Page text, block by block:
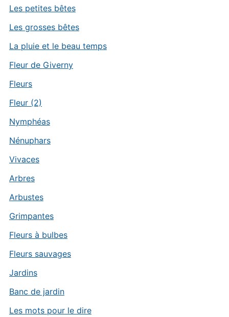
Les petites bêtes
Les grosses bêtes
La pluie et le beau temps
Fleur de Giverny
Fleurs
Fleur (2)
Nymphéas
Nénuphars
Vivaces
Arbres
Arbustes
Grimpantes
Fleurs à bulbes
Fleurs sauvages
Jardins
Banc de jardin
Les mots pour le dire